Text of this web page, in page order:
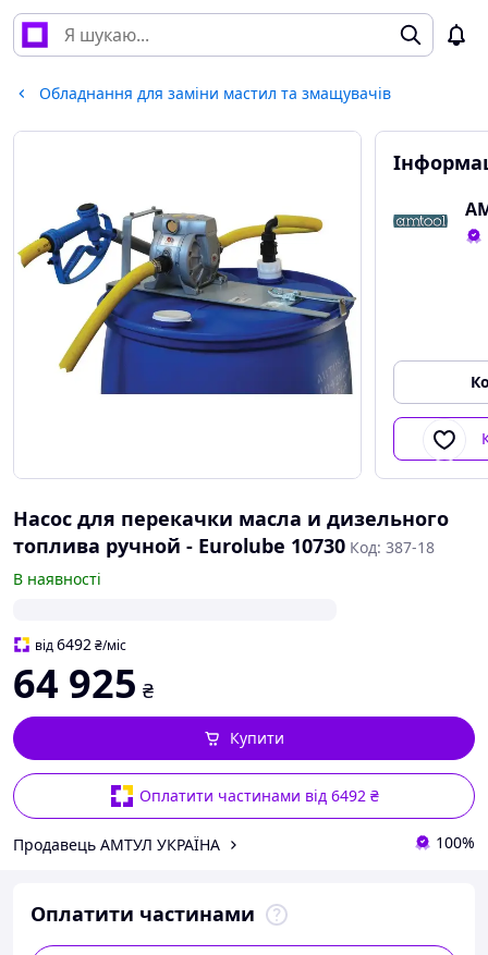
Обладнання для заміни мастил та змащувачів
Насос для перекачки масла и дизельного
топлива ручной - Eurolube 10730 Код: 387-18
В наявності
від6492₴/міс
64 925 ₴
Оплатити частинами від 6492 ₴
Купити
Продавець АМТУЛ УКРАЇНА 100%
Оплатити частинами